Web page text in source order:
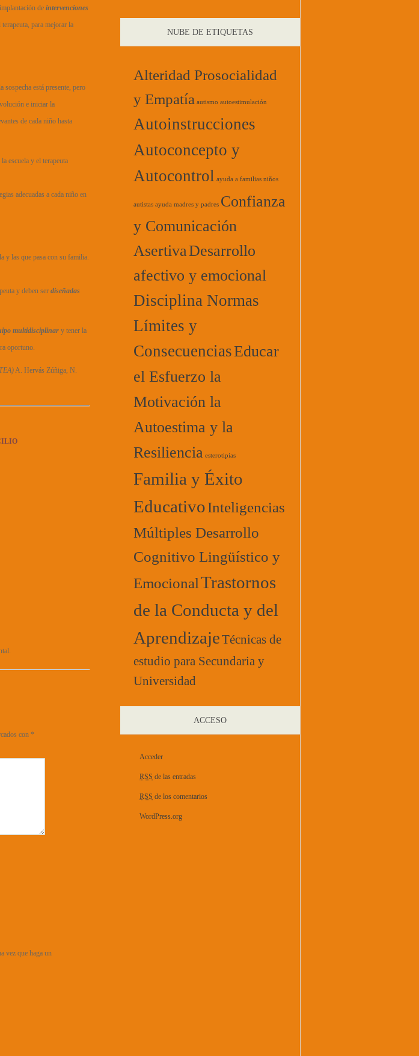
de intervenciones
para mejorar la
sospecha está presente, pero
e iniciar la
de cada niño hasta
escuela y el terapeuta
adecuadas a cada niño en
y las que pasa con su familia.
y deben ser diseñadas
multidisciplinar y tener la
oportuno.
A. Hervás Zúñiga, N.
con *
vez que haga un
NUBE DE ETIQUETAS
Alteridad Prosocialidad
y Empatía autismo autoestimulación
Autoinstrucciones
Autoconcepto y
Autocontrol ayuda a familias niños
autistas ayuda madres y padres Confianza
y Comunicación
AsertivaDesarrollo
afectivo y emocional
Disciplina Normas
Límites y
ConsecuenciasEducar
el Esfuerzo la
Motivación la
Autoestima y la
Resiliencia esterotipias
Familia y Éxito
EducativoInteligencias
Múltiples Desarrollo
Cognitivo Lingüístico y
EmocionalTrastornos
de la Conducta y del
AprendizajeTécnicas de
estudio para Secundaria y
Universidad
ACCESO
Acceder
RSS de las entradas
RSS de los comentarios
WordPress.org